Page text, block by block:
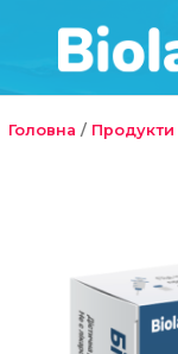
Головна / Продукти